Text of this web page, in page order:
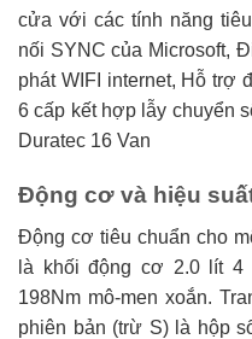
cửa với các tính năng
nối SYNC của Microsoft,
phát WIFI internet, Hỗ trợ
6 cấp kết hợp lẫy chuyển
Duratec 16 Van
Động cơ và hiệu
Động cơ tiêu chuẩn cho
là khối động cơ 2.0 lít
198Nm mô-men xoắn.
phiên bản (trừ S) là hộp